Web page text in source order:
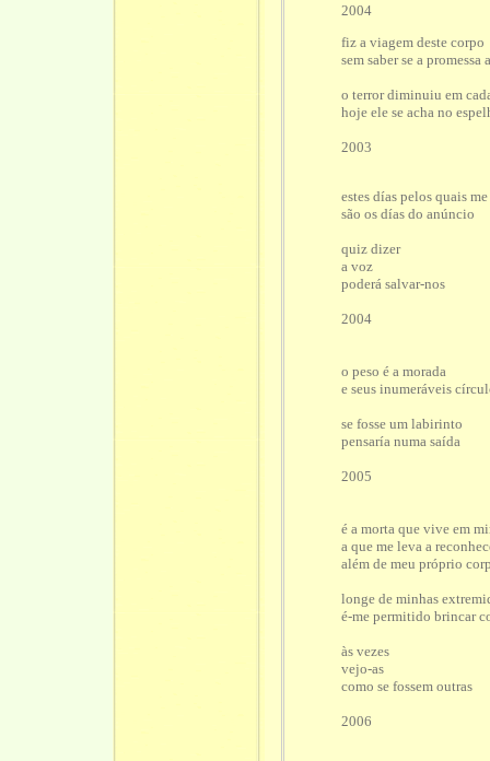
2004
fiz a viagem deste corpo
sem saber se a
o terror diminuiu em
hoje ele se acha no
2003
estes días pelos quais
são os días do anúncio
quiz dizer
a voz
poderá salvar-nos
2004
o peso é a morada
e seus inumeráveis
se fosse um labirinto
pensaría numa saída
2005
é a morta que vive em
a que me leva a
além de meu próprio
longe de minhas
é-me permitido brincar
às vezes
vejo-as
como se fossem outras
2006